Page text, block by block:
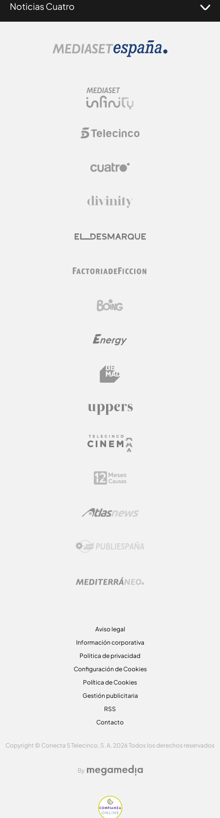
Noticias Cuatro
Aviso legal
Información corporativa
Politica de privacidad
Configuración de Cookies
Política de Cookies
Gestión publicitaria
RSS
Contacto
Copyright © Conecta 5 Telecinco, S. A. 2026 Todos los derechos reservados
By